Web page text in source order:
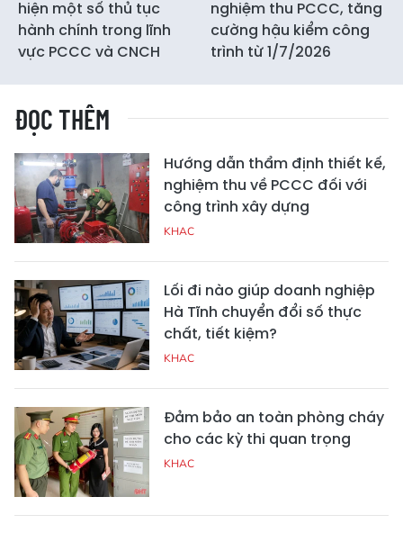
hiện một số thủ tục
hành chính trong lĩnh
vực PCCC và CNCH
nghiệm thu PCCC, tăng
cường hậu kiểm công
trình từ 1/7/2026
ĐỌC THÊM
Hướng dẫn thẩm định thiết kế,
nghiệm thu về PCCC đối với
công trình xây dựng
KHAC
Lối đi nào giúp doanh nghiệp
Hà Tĩnh chuyển đổi số thực
chất, tiết kiệm?
KHAC
Đảm bảo an toàn phòng cháy
cho các kỳ thi quan trọng
KHAC